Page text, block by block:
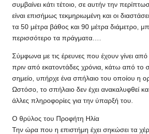
συμβαίνει κάτι τέτοιο, σε αυτήν την
είναι επισήμως τεκμηριωμένη και οι
τα 50 μέτρα βάθος και 90 μέτρα διάμετρο,
περισσότερο τα πράγματα….
Σύμφωνα με τις έρευνες που έχουν γίνει από
πριν από εκατοντάδες χρόνια, κάτω από το
σημείο, υπήρχε ένα σπήλαιο του οποίου η
Ωστόσο, το σπήλαιο δεν έχει ανακαλυφθεί
άλλες πληροφορίες για την ύπαρξή του.
Ο θρύλος του Προφήτη Ηλία
Την ώρα που η επιστήμη έχει σηκώσει τα